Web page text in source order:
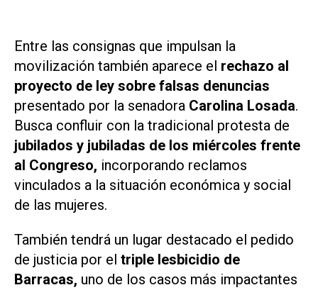
Entre las consignas que impulsan la
movilización también aparece el rechazo al
proyecto de ley sobre falsas denuncias
presentado por la senadora Carolina Losada.
Busca confluir con la tradicional protesta de
jubilados y jubiladas de los miércoles frente
al Congreso, incorporando reclamos
vinculados a la situación económica y social
de las mujeres.
También tendrá un lugar destacado el pedido
de justicia por el triple lesbicidio de
Barracas, uno de los casos más impactantes